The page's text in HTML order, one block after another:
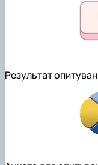
Результат